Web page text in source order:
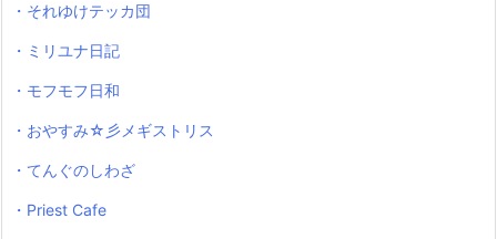
・それゆけテッカ団
・ミリユナ日記
・モフモフ日和
・おやすみ☆彡メギストリス
・てんぐのしわざ
・Priest Cafe